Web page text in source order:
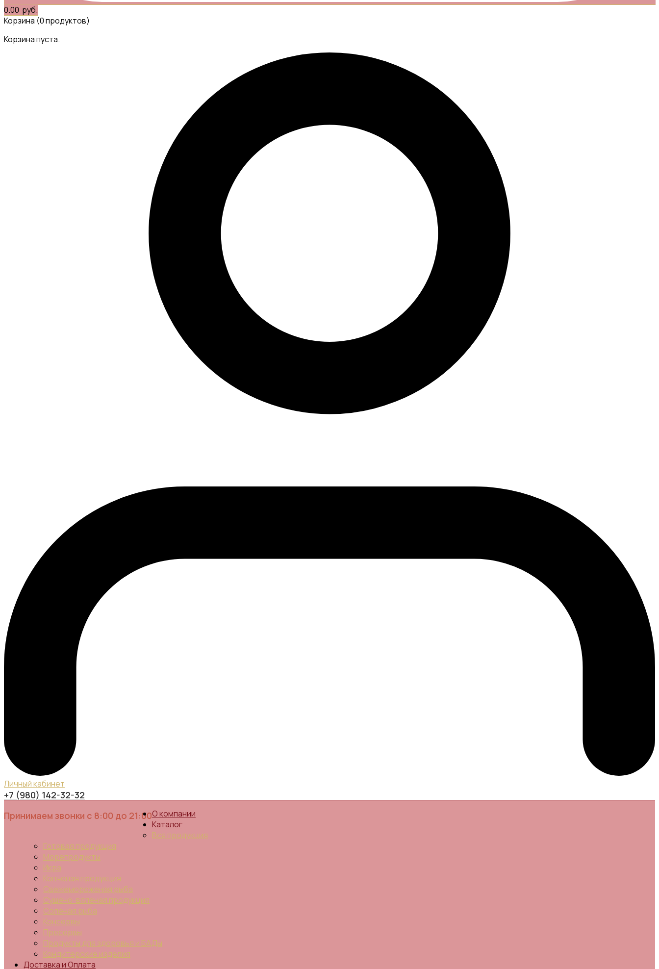
0.00 руб.
Корзина (0 продуктов)
Корзина пуста.
Личный кабинет
+7 (980) 142-32-32
Принимаем звонки с 8:00 до 21:00О компании
Каталог
Вся продукция
Готовая продукция
Морепродукты
Икра
Копченая продукция
Свежемороженая рыба
Сушено-вяленая продукция
Соленая рыба
Консервы
Пресервы
Продукты для здоровья и БАДы
Кондитерские изделия
Доставка и Оплата